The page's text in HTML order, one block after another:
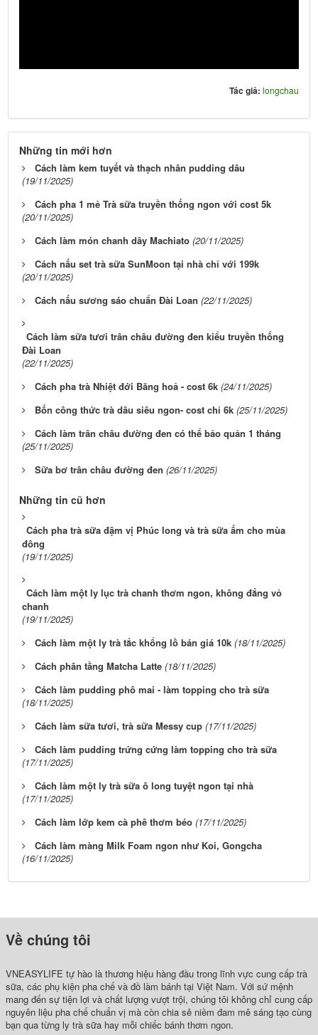
Tác giả: longchau
Những tin mới hơn
Cách làm kem tuyết và thạch nhân pudding dâu
(19/11/2025)
Cách pha 1 mẻ Trà sữa truyền thống ngon với cost 5k
(20/11/2025)
Cách làm món chanh dây Machiato (20/11/2025)
Cách nấu set trà sữa SunMoon tại nhà chỉ với 199k
(20/11/2025)
Cách nấu sương sáo chuẩn Đài Loan (22/11/2025)
Cách làm sữa tươi trân châu đường đen kiểu truyền thống
Đài Loan
(22/11/2025)
Cách pha trà Nhiệt đới Băng hoả - cost 6k (24/11/2025)
Bốn công thức trà dâu siêu ngon- cost chỉ 6k (25/11/2025)
Cách làm trân châu đường đen có thể bảo quản 1 tháng
(25/11/2025)
Sữa bơ trân châu đường đen (26/11/2025)
Những tin cũ hơn
Cách pha trà sữa đậm vị Phúc long và trà sữa ấm cho mùa
đông
(19/11/2025)
Cách làm một ly lục trà chanh thơm ngon, không đắng vỏ
chanh
(19/11/2025)
Cách làm một ly trà tắc khổng lồ bán giá 10k (18/11/2025)
Cách phân tầng Matcha Latte (18/11/2025)
Cách làm pudding phô mai - làm topping cho trà sữa
(18/11/2025)
Cách làm sữa tươi, trà sữa Messy cup (17/11/2025)
Cách làm pudding trứng cứng làm topping cho trà sữa
(17/11/2025)
Cách làm một ly trà sữa ô long tuyệt ngon tại nhà
(17/11/2025)
Cách làm lớp kem cà phê thơm béo (17/11/2025)
Cách làm màng Milk Foam ngon như Koi, Gongcha
(16/11/2025)
Về chúng tôi
VNEASYLIFE tự hào là thương hiệu hàng đầu trong lĩnh vực cung cấp trà
sữa, các phụ kiện pha chế và đồ làm bánh tại Việt Nam. Với sứ mệnh
mang đến sự tiện lợi và chất lượng vượt trội, chúng tôi không chỉ cung cấp
nguyên liệu pha chế chuẩn vị mà còn chia sẻ niềm đam mê sáng tạo cùng
bạn qua từng ly trà sữa hay mỗi chiếc bánh thơm ngon.